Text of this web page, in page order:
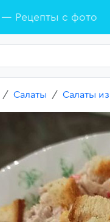
— Рецепты с фото
Салаты Салаты